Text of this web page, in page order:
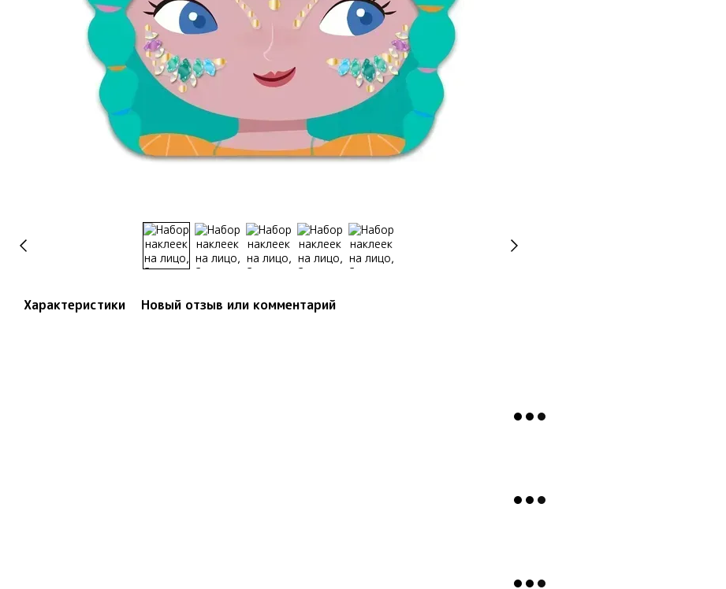
Характеристики Новый отзыв или комментарий